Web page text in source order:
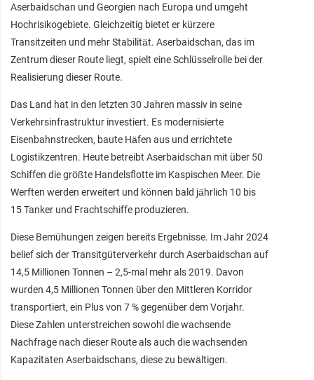
Aserbaidschan und Georgien nach Europa und umgeht
Hochrisikogebiete. Gleichzeitig bietet er kürzere
Transitzeiten und mehr Stabilität. Aserbaidschan, das im
Zentrum dieser Route liegt, spielt eine Schlüsselrolle bei der
Realisierung dieser Route.
Das Land hat in den letzten 30 Jahren massiv in seine
Verkehrsinfrastruktur investiert. Es modernisierte
Eisenbahnstrecken, baute Häfen aus und errichtete
Logistikzentren. Heute betreibt Aserbaidschan mit über 50
Schiffen die größte Handelsflotte im Kaspischen Meer. Die
Werften werden erweitert und können bald jährlich 10 bis
15 Tanker und Frachtschiffe produzieren.
Diese Bemühungen zeigen bereits Ergebnisse. Im Jahr 2024
belief sich der Transitgüterverkehr durch Aserbaidschan auf
14,5 Millionen Tonnen – 2,5-mal mehr als 2019. Davon
wurden 4,5 Millionen Tonnen über den Mittleren Korridor
transportiert, ein Plus von 7 % gegenüber dem Vorjahr.
Diese Zahlen unterstreichen sowohl die wachsende
Nachfrage nach dieser Route als auch die wachsenden
Kapazitäten Aserbaidschans, diese zu bewältigen.